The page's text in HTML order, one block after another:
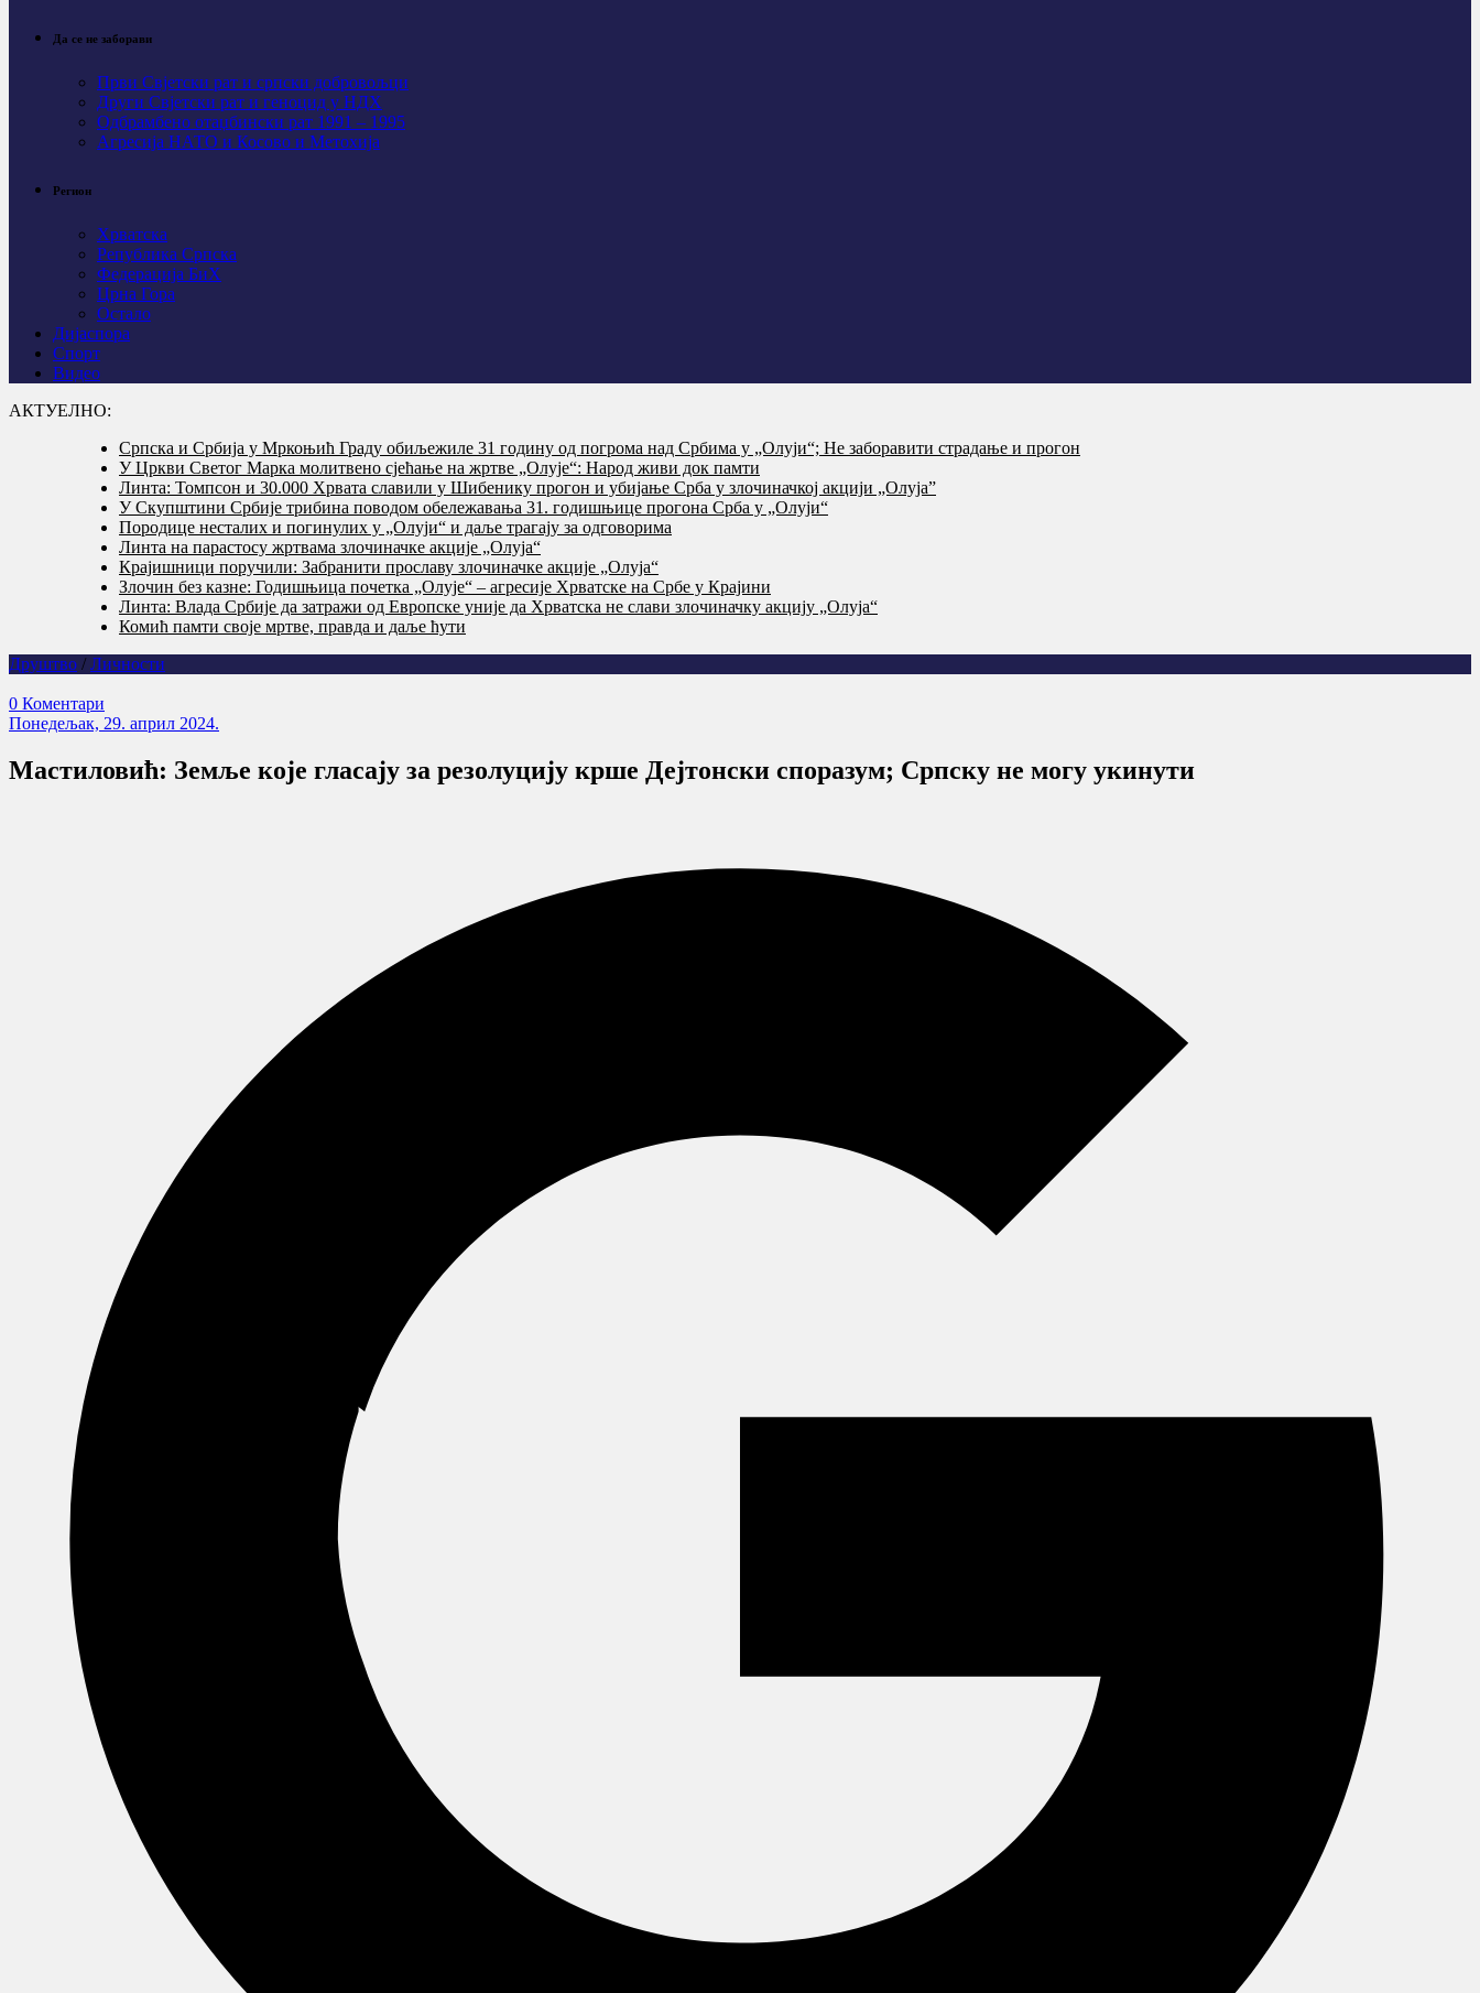
Да се не заборави
Први Свјeтски рат и српски добровољци
Други Свјетски рат и геноцид у НДХ
Одбрамбено отаџбински рат 1991 – 1995
Агресија НАТО и Косово и Метохија
Регион
Хрватска
Република Српска
Федерација БиХ
Црна Гора
Остало
Дијаспора
Спорт
Видео
АКТУЕЛНО:
Српска и Србија у Мркоњић Граду обиљежиле 31 годину од погрома над Србима у „Олуји“; Не заборавити страдање и прогон
У Цркви Светог Марка молитвено сјећање на жртве „Олује“: Народ живи док памти
Линта: Томпсон и 30.000 Хрвата славили у Шибенику прогон и убијање Срба у злочиначкој акцији „Олуја”
У Скупштини Србије трибина поводом обележавања 31. годишњице прогона Срба у „Олуји“
Породице несталих и погинулих у „Олуји“ и даље трагају за одговорима
Линта на парастосу жртвама злочиначке акције „Олуја“
Крајишници поручили: Забранити прославу злочиначке акције „Олуја“
Злочин без казне: Годишњица почетка „Олује“ – агресије Хрватске на Србе у Крајини
Линта: Влада Србије да затражи од Европске уније да Хрватска не слави злочиначку акцију „Олуја“
Комић памти своје мртве, правда и даље ћути
Друштво / Личности
0 Коментари
Понедељак, 29. април 2024.
Мастиловић: Земље које гласају за резолуцију крше Дејтонски споразум; Српску не могу укинути